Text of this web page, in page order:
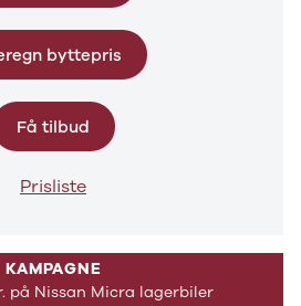
Van
byttepris
Få tilbud
Prisliste
KAMPAGNE
på Nissan Micra lagerbiler